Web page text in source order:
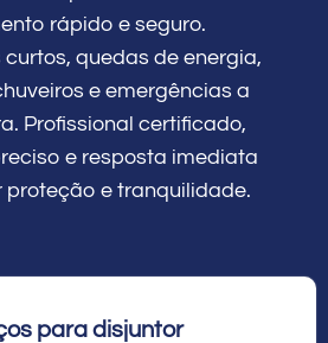
rápido e seguro.
quedas de energia,
e emergências a
Profissional certificado,
e resposta imediata
proteção e tranquilidade.
para disjuntor